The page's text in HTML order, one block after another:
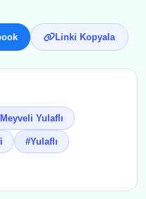
Linki Kopyala
Yulaflı
#Yulaflı